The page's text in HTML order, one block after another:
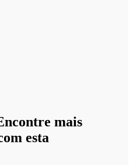
mais
esta